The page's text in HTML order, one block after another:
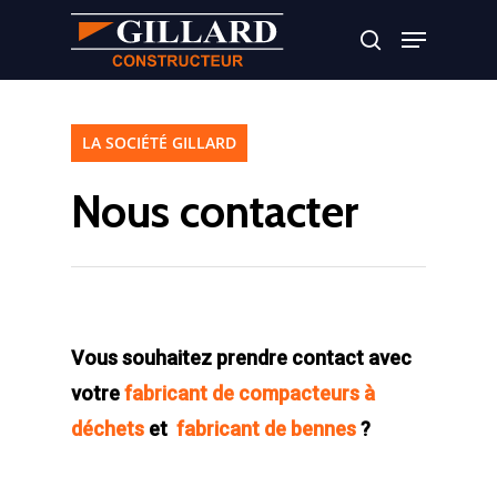
Appuyer sur Entrer ou ESC pour fermer
LA SOCIÉTÉ GILLARD
Nous contacter
Vous souhaitez prendre contact avec
votrefabricant de compacteurs à
déchets et fabricant de bennes?